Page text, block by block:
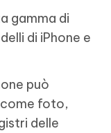
gamma di
di iPhone e
può
foto,
delle